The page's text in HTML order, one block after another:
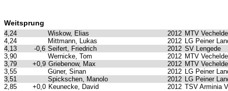
Weitsprung
4,24 Wiskow, Elias 2012 MTV Vechelde
4,24
Mittmann, Lukas 2012 LG Peiner
4,13
-0,6 Seifert, Friedrich 2012 SV Lengede
3,90
Wernicke, Tom 2012 MTV Vechelde
3,79
+0,9 Griebenow, Max 2012 MTV Vechelde
3,55
Güner, Sinan 2012 LG Peiner
3,51
Spickschen, Manolo 2012 LG Peiner
2,85
+0,0 Keunecke, David 2012 TSV Arminia